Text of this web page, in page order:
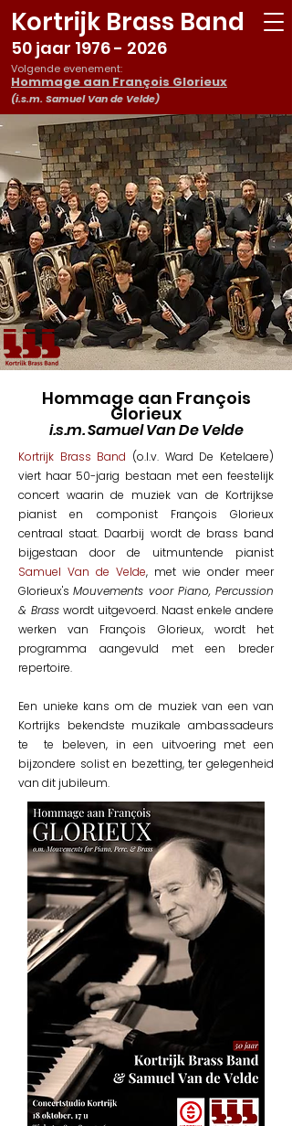
Kortrijk Brass Band
50 jaar 1976 - 2026
Hommage aan François Glorieux
(i.s.m. Samuel Van de Velde)
Volgende evenement:
Hommage aan François
Glorieux
i.s.m. Samuel Van De Velde
Kortrijk Brass Band (o.l.v. Ward De Ketelaere)
viert haar 50-jarig bestaan met een feestelijk
concert waarin de muziek van de Kortrijkse
pianist en componist François Glorieux
centraal staat. Daarbij wordt de brass band
bijgestaan door de uitmuntende pianist
Samuel Van de Velde, met wie onder meer
Glorieux'sMouvements voor Piano, Percussion
& Brass wordt uitgevoerd. Naast enkele andere
werken van François Glorieux, wordt het
programma aangevuld met een breder
repertoire.
Een unieke kans om de muziek van een van
Kortrijks bekendste muzikale ambassadeurs
te te beleven, in een uitvoering met een
bijzondere solist en bezetting, ter gelegenheid
van dit jubileum.